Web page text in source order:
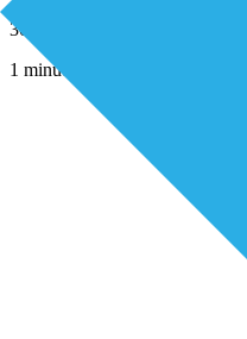
30 maart 2023
1 minuut leestijd